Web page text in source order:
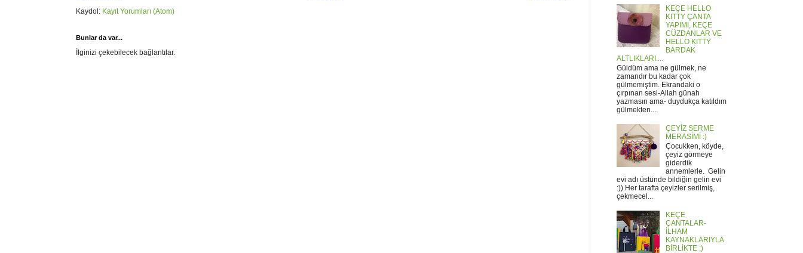
Kaydol: Kayıt Yorumları (Atom)
Bunlar da var...
İlginizi çekebilecek bağlantılar.
KEÇE HELLO
KITTY ÇANTA
YAPIMI, KEÇE
CÜZDANLAR VE
HELLO KITTY
BARDAK
ALTLIKLARI....
Güldüm ama ne gülmek, ne
zamandır bu kadar çok
gülmemiştim. Ekrandaki o
çırpınan sesi-Allah günah
yazmasın ama- duydukça katıldım
gülmekten....
ÇEYİZ SERME
MERASİMİ :)
Çocukken, köyde,
çeyiz görmeye
giderdik
annemlerle. Gelin
evi adı üstünde bildiğin gelin evi
:)) Her tarafta çeyizler serilmiş,
çekmecel...
KEÇE
ÇANTALAR-
İLHAM
KAYNAKLARIYLA
BİRLİKTE ;)